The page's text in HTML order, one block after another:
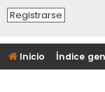
Registrarse
Inicio Índice